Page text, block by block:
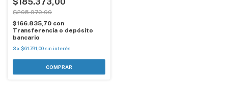
$205.970,00
$166.835,70 con
Transferencia o depósito
bancario
3x $61.791,00 sin interés